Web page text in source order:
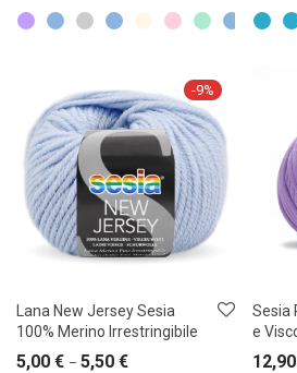
-9%
Lana New Jersey Sesia
100% Merino Irrestringibile
5,00 € – 5,50 €
Sesia
e
12,90